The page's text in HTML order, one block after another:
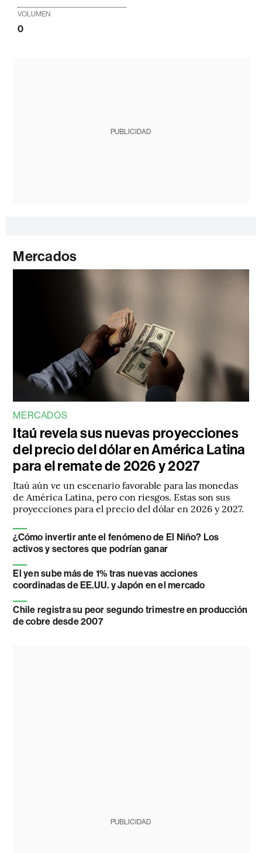
VOLUMEN
0
PUBLICIDAD
Mercados
MERCADOS
Itaú revela sus nuevas proyecciones
del precio del dólar en América Latina
para el remate de 2026 y 2027
Itaú aún ve un escenario favorable para las monedas
de América Latina, pero con riesgos. Estas son sus
proyecciones para el precio del dólar en 2026 y 2027.
¿Cómo invertir ante el fenómeno de El Niño? Los
activos y sectores que podrían ganar
El yen sube más de 1% tras nuevas acciones
coordinadas de EE.UU. y Japón en el mercado
Chile registra su peor segundo trimestre en producción
de cobre desde 2007
PUBLICIDAD